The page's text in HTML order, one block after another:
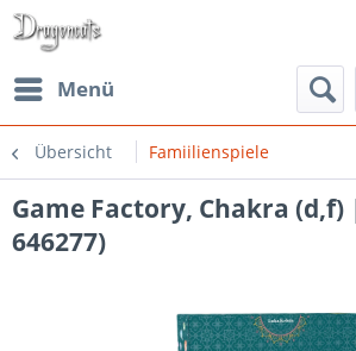
Menü
Übersicht Famiilienspiele
Game Factory, Chakra
646277)